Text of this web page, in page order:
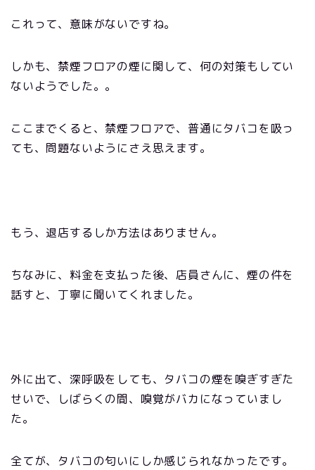
これって、意味がないですね。
しかも、禁煙フロアの煙に関して、何の対策もしてい
ないようでした。。
ここまでくると、禁煙フロアで、普通にタバコを吸っ
ても、問題ないようにさえ思えます。
もう、退店するしか方法はありません。
ちなみに、料金を支払った後、店員さんに、煙の件を
話すと、丁寧に聞いてくれました。
外に出て、深呼吸をしても、タバコの煙を嗅ぎすぎた
せいで、しばらくの間、嗅覚がバカになっていまし
た。
全てが、タバコの匂いにしか感じられなかったです。